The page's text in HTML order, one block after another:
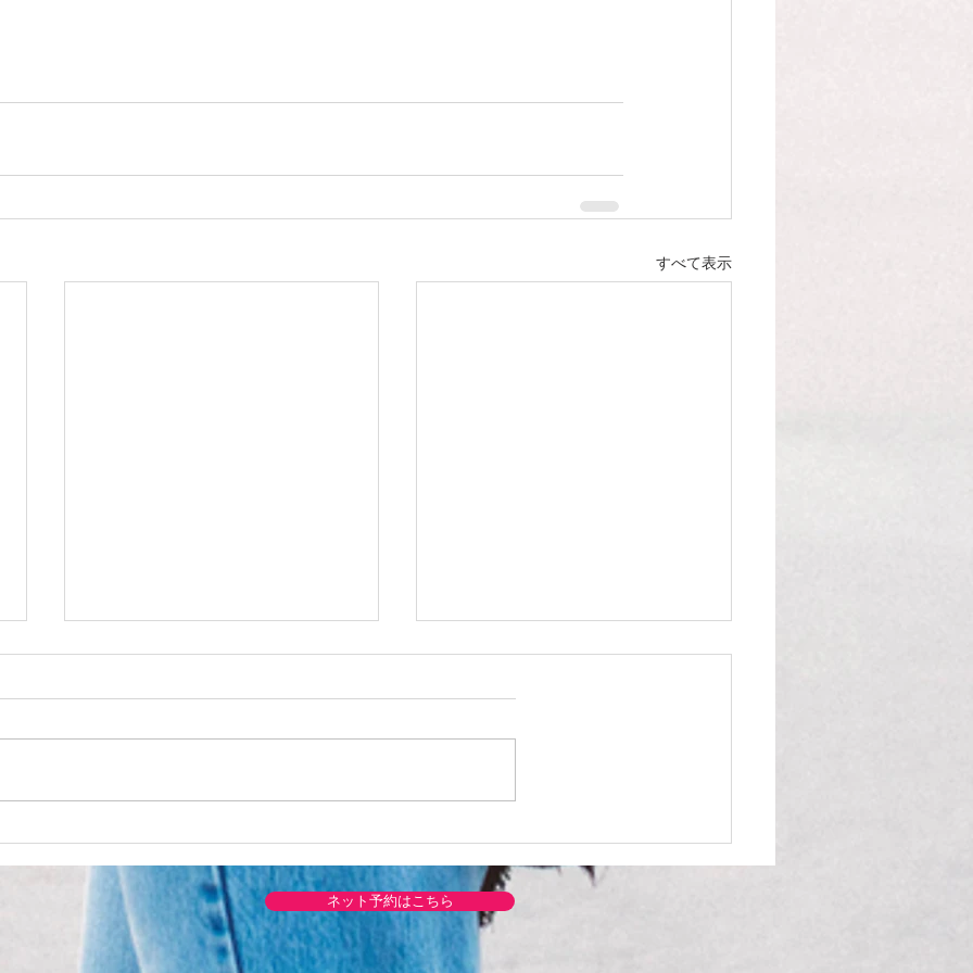
すべて表示
『新Libになりました。って
ブログ。』
台風１９号の接近に伴う１２
日の営業時間について
ネット予約はこちら